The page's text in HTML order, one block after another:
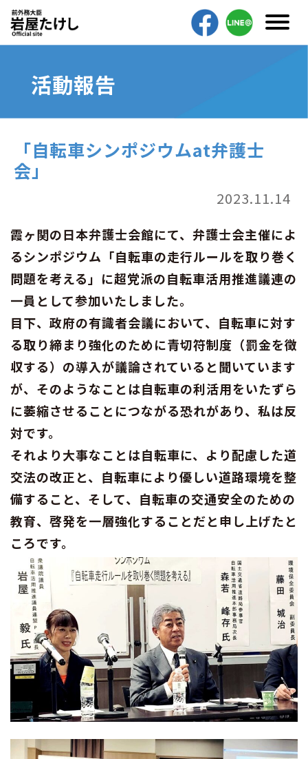
活動報告
「自転車シンポジウムat弁護士
会」
2023.11.14
霞ヶ関の日本弁護士会館にて、弁護士会主催によ
るシンポジウム「自転車の走行ルールを取り巻く
問題を考える」に超党派の自転車活用推進議連の
一員として参加いたしました。
目下、政府の有識者会議において、自転車に対す
る取り締まり強化のために青切符制度（罰金を徴
収する）の導入が議論されていると聞いています
が、そのようなことは自転車の利活用をいたずら
に萎縮させることにつながる恐れがあり、私は反
対です。
それより大事なことは自転車に、より配慮した道
交法の改正と、自転車により優しい道路環境を整
備すること、そして、自転車の交通安全のための
教育、啓発を一層強化することだと申し上げたと
ころです。